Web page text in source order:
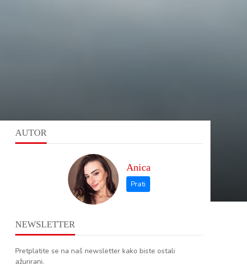
AUTOR
Anica
NEWSLETTER
Pretplatite se na naš newsletter kako biste ostali
ažurirani.